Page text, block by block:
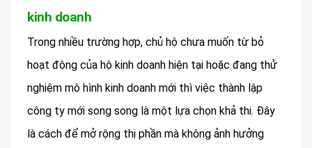
kinh doanh
Trong nhiều trường hợp, chủ hộ chưa muốn từ bỏ
hoạt động của hộ kinh doanh hiện tại hoặc đang thử
nghiệm mô hình kinh doanh mới thì việc thành lập
công ty mới song song là một lựa chọn khả thi. Đây
là cách để mở rộng thị phần mà không ảnh hưởng